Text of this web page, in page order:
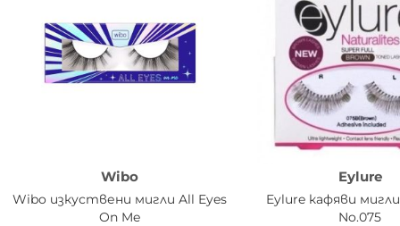
Wibo
Wibo изкуствени мигли All Eyes
On Me
Eylure
Eylure кафяви
No.075